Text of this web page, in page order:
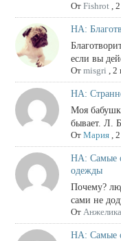
От Fishrot,
НА:
если вы
От misgri , 2
НА:
Моя
бывает. Л.
От Мария,
НА: Самые
одежды
Почему?
сами не
От Анжелика
НА: Самые